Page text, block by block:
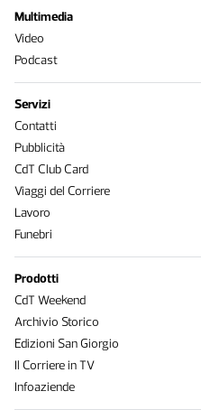
Multimedia
Video
Podcast
Servizi
Contatti
Pubblicità
CdT Club Card
Viaggi del Corriere
Lavoro
Funebri
Prodotti
CdT Weekend
Archivio Storico
Edizioni San Giorgio
Il Corriere in TV
Infoaziende